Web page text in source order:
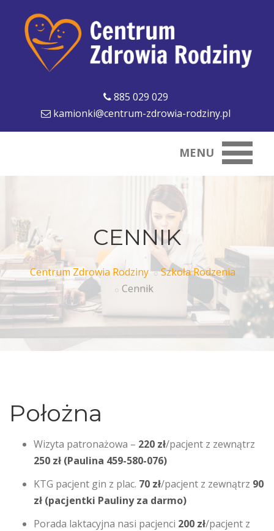
885 029 029
kamionki@centrum-zdrowia-rodziny.pl
MENU
CENNIK
Centrum Zdrowia Rodziny
Szkoła Rodzenia
Cennik
Położna
Wizyta patronażowa – 220 zł/pacjent z zewnątrz
250 zł (Paulina 459-580-076)
KTG pacjent gin z plac. 70 zł/pacjent z zewnątrz 90
zł (pacjentki Pauliny za darmo)
Porada laktacyjna nasi pacjenci 200 zł/pacjent z